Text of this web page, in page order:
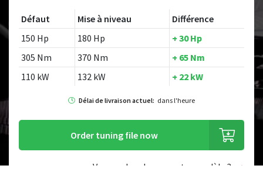
Défaut Mise à niveau
Différence
150 Hp
180 Hp
+ 30 Hp
305 Nm
370 Nm
+ 65 Nm
110 kW
132 kW + 22 kW
Délai de livraison actuel: dans l'heure
Order tuning file now
Vous recherchez un autre modèle ?